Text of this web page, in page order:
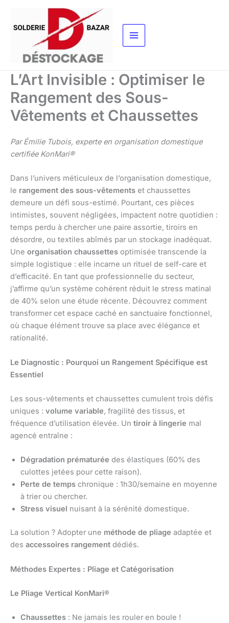
contenu
L’Art Invisible : Optimiser le
Rangement des Sous-
Vêtements et Chaussettes
Par Émilie Tubois, experte en organisation domestique
certifiée KonMari®
Dans l’univers méticuleux de l’organisation domestique,
le rangement des sous-vêtements et chaussettes
demeure un défi sous-estimé. Pourtant, ces pièces
intimistes, souvent négligées, impactent notre quotidien :
temps perdu à chercher une paire assortie, tiroirs en
désordre, ou textiles abîmés par un stockage inadéquat.
Une organisation chaussettes optimisée transcende la
simple logistique : elle incarne un rituel de self-care et
d’efficacité. En tant que professionnelle du secteur,
j’affirme qu’un système cohérent réduit le stress matinal
de 40% selon une étude récente. Découvrez comment
transformer cet espace caché en sanctuaire fonctionnel,
où chaque élément trouve sa place avec élégance et
rationalité.
Le Diagnostic : Pourquoi un Rangement Spécifique est
Essentiel
Les sous-vêtements et chaussettes cumulent trois défis
uniques : volume variable, fragilité des tissus, et
fréquence d’utilisation élevée. Un tiroir à lingerie mal
agencé entraîne :
Dégradation prématurée des élastiques (60% des
culottes jetées pour cette raison).
Perte de temps chronique : 1h30/semaine en moyenne
à trier ou chercher.
Stress visuel nuisant à la sérénité domestique.
La solution ? Adopter une méthode de pliage adaptée et
des accessoires rangement dédiés.
Méthodes Expertes : Pliage et Catégorisation
Le Pliage Vertical KonMari®
Chaussettes : Ne jamais les rouler en boule !